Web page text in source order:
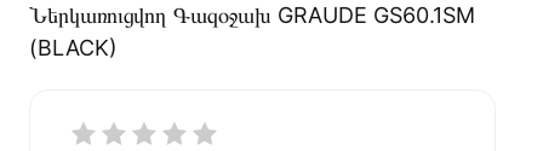
Ներկառուցվող Գազօջախ GRAUDE GS60.1SM
(BLACK)